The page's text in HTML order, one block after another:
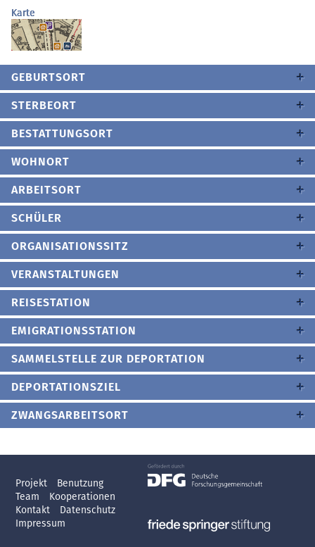
Karte
GEBURTSORT
STERBEORT
BESTATTUNGSORT
WOHNORT
ARBEITSORT
SCHÜLER
ORGANISATIONSSITZ
VERANSTALTUNGEN
REISESTATION
EMIGRATIONSSTATION
SAMMELSTELLE ZUR DEPORTATION
DEPORTATIONSZIEL
ZWANGSARBEITSORT
Projekt
Benutzung
Team
Kooperationen
Kontakt
Datenschutz
Impressum